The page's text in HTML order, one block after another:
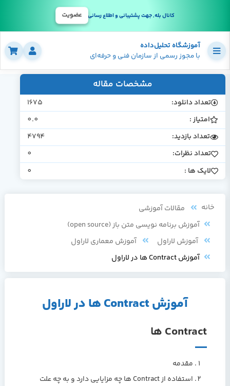
کانال بله, جهت پشتیبانی و اطلاع رسانی عضویت
آموزشگاه تحلیل‌داده
با مجوز رسمی از سازمان فنی و حرفه‌ای
مشخصات مقاله
تعداد دانلود:
1675
امتیاز :
0.0
تعداد بازدید:
4794
تعداد نظرات:
0
لایک ها :
0
خانه
مقالات آموزشی
آموزش برنامه نویسی متن باز (open source)
آموزش لاراول
آموزش معماری لاراول
آموزش Contract ها در لاراول
آموزش Contract ها در لاراول
Contract ها
مقدمه
استفاده از Contract ها چه مزایایی دارد و به چه علت